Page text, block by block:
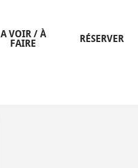
A VOIR / À
FAIRE
RÉSERVER